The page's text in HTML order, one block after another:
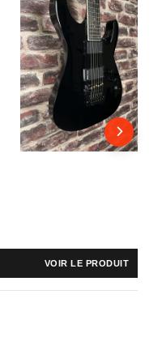
VOIR LE PRODUIT